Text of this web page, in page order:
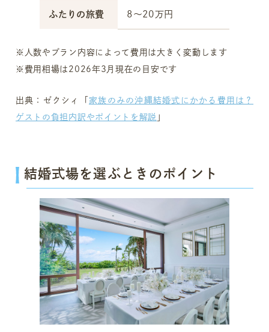
ふたりの旅費 8～20万円
※人数やプラン内容によって費用は大きく変動します
※費用相場は2026年3月現在の目安です
出典：ゼクシィ「 家族のみの沖縄結婚式にかかる費用は？
ゲストの負担内訳やポイントを解説 」
結婚式場を選ぶときのポイント